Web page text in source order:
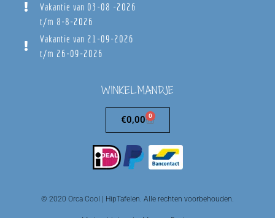
Vakantie van 03-08 -2026
t/m 8-8-2026
Vakantie van 21-09-2026
t/m 26-09-2026
WINKELMANDJE
€0,00 0
© 2020 Orca Cool | HipTafelen. Alle rechten voorbehouden.